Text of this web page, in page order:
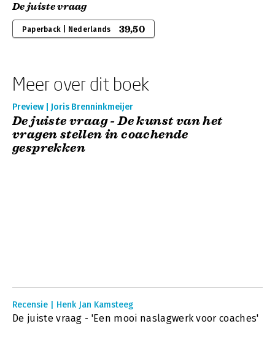
De juiste vraag
Paperback | Nederlands 39,50
Meer over dit boek
Preview | Joris Brenninkmeijer
De juiste vraag - De kunst van het
vragen stellen in coachende
gesprekken
Recensie | Henk Jan Kamsteeg
De juiste vraag - 'Een mooi naslagwerk voor coaches'